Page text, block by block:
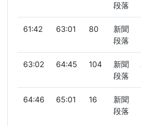
段落
61:42 63:01 80
新聞
段落
63:02 64:45 104
新聞
段落
64:46 65:01 16
新聞
段落